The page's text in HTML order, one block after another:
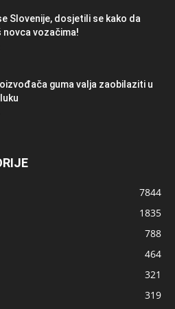
Slovenije, dosjetili se kako da
novca vozačima!
guma valja zaobilaziti u
7844
1835
788
464
321
319